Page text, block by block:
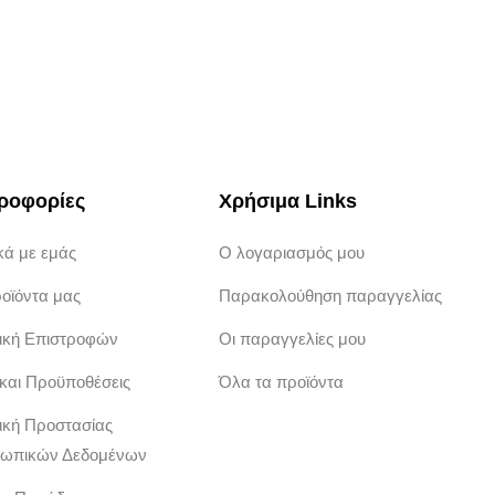
με εμάς
μας
Επιστροφών
Προϋποθέσεις
Προστασίας
Δεδομένων
Χρήσιμα Links
Ο λογαριασμός μου
Παρακολούθηση παραγγελίας
Οι παραγγελίες μου
Όλα τα προϊόντα